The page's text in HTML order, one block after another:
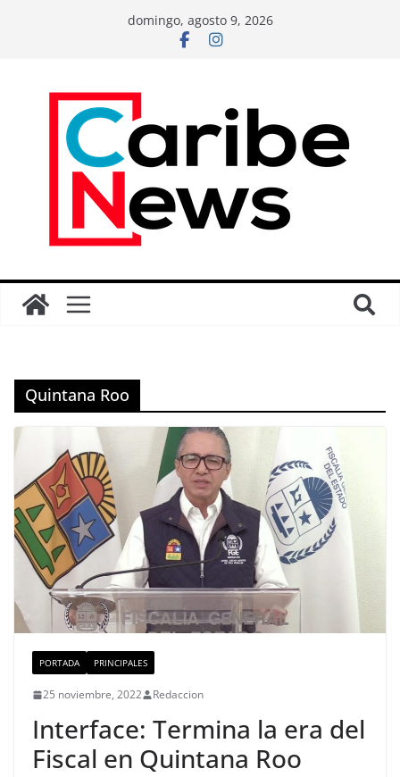
domingo, agosto 9, 2026
Quintana Roo
PORTADA PRINCIPALES
25 noviembre, 2022 Redaccion
Interface: Termina la era del
Fiscal en Quintana Roo